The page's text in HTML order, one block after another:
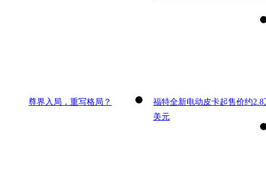
尊界入局，重写格局？
福特全新电动皮卡起售价约2.8
美元